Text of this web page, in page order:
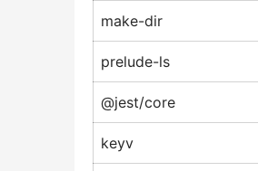
make-dir
prelude-ls
@jest/core
keyv